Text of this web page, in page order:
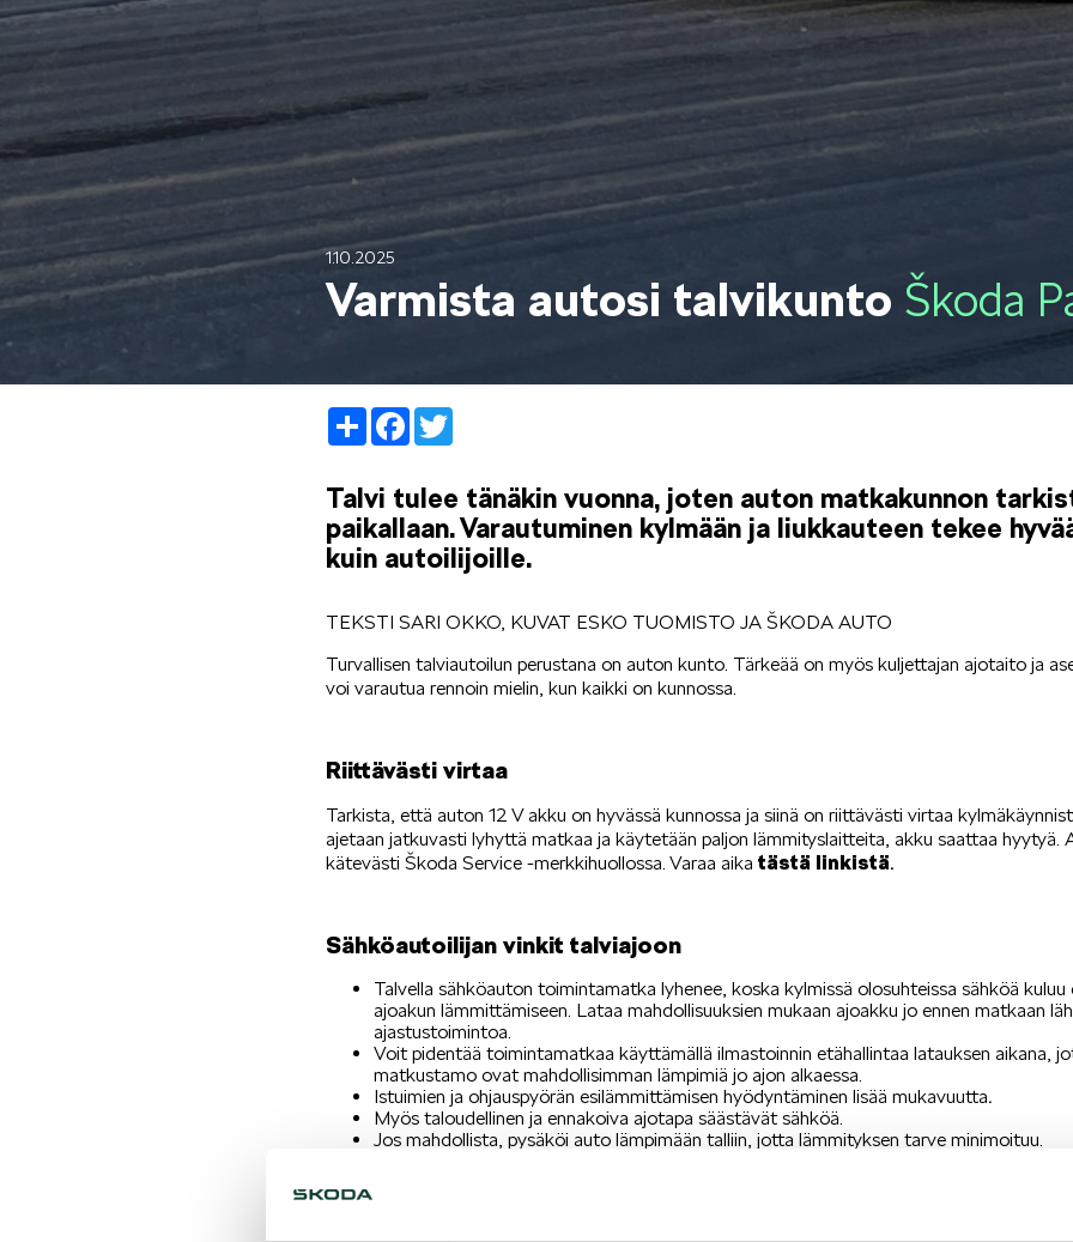
KAROQ KODIAQ
1.10.2025
Varmista autosi talvikunto Škoda
ShareFacebook
Talvi tulee tänäkin vuonna, joten auton matkakunnon
paikallaan. Varautuminen kylmään ja liukkauteen tekee
kuin autoilijoille.
TEKSTI SARI OKKO, KUVAT ESKO TUOMISTO JA ŠKODA AUTO
Turvallisen talviautoilun perustana on auton kunto. Tärkeää on myös kuljettajan ajotaito ja
voi varautua rennoin mielin, kun kaikki on kunnossa.
Riittävästi virtaa
Tarkista, että auton 12 V akku on hyvässä kunnossa ja siinä on riittävästi virtaa
ajetaan jatkuvasti lyhyttä matkaa ja käytetään paljon lämmityslaitteita, akku saattaa hyytyä.
kätevästi Škoda Service -merkkihuollossa. Varaa aika tästä linkistä.
Sähköautoilijan vinkit talviajoon
Talvella sähköauton toimintamatka lyhenee, koska kylmissä olosuhteissa sähköä kuluu
ajoakun lämmittämiseen. Lataa mahdollisuuksien mukaan ajoakku jo ennen matkaan
ajastustoimintoa.
Voit pidentää toimintamatkaa käyttämällä ilmastoinnin etähallintaa latauksen aikana,
matkustamo ovat mahdollisimman lämpimiä jo ajon alkaessa.
Istuimien ja ohjauspyörän esilämmittämisen hyödyntäminen lisää mukavuutta.
Myös taloudellinen ja ennakoiva ajotapa säästävät sähköä.
Jos mahdollista, pysäköi auto lämpimään talliin, jotta lämmityksen tarve minimoituu.